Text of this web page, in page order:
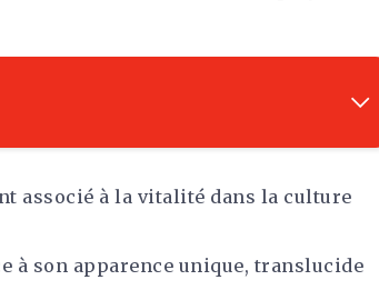
associé à la vitalité dans la culture
à son apparence unique, translucide